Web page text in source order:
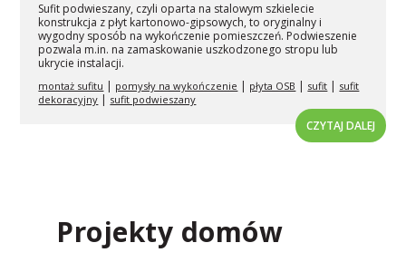
Sufit podwieszany, czyli oparta na stalowym szkielecie
konstrukcja z płyt kartonowo-gipsowych, to oryginalny i
wygodny sposób na wykończenie pomieszczeń. Podwieszenie
pozwala m.in. na zamaskowanie uszkodzonego stropu lub
ukrycie instalacji.
montaż sufitu | pomysły na wykończenie | płyta OSB | sufit | sufit
dekoracyjny | sufit podwieszany
CZYTAJ DALEJ
Projekty domów